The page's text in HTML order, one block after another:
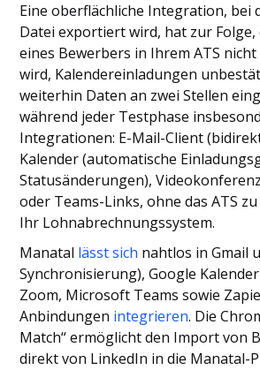
Eine oberflächliche Integration, bei
Datei exportiert wird, hat zur
eines Bewerbers in Ihrem ATS
wird, Kalendereinladungen
weiterhin Daten an zwei Stellen
während jeder Testphase
Integrationen: E-Mail-Client
Kalender (automatische
Statusänderungen),
oder Teams-Links, ohne das ATS
Ihr Lohnabrechnungssystem.
Manatal lässt sich nahtlos in Gmail
Synchronisierung), Google
Zoom, Microsoft Teams sowie
Anbindungen integrieren. Die
Match“ ermöglicht den Import von
direkt von LinkedIn in die Manatal-